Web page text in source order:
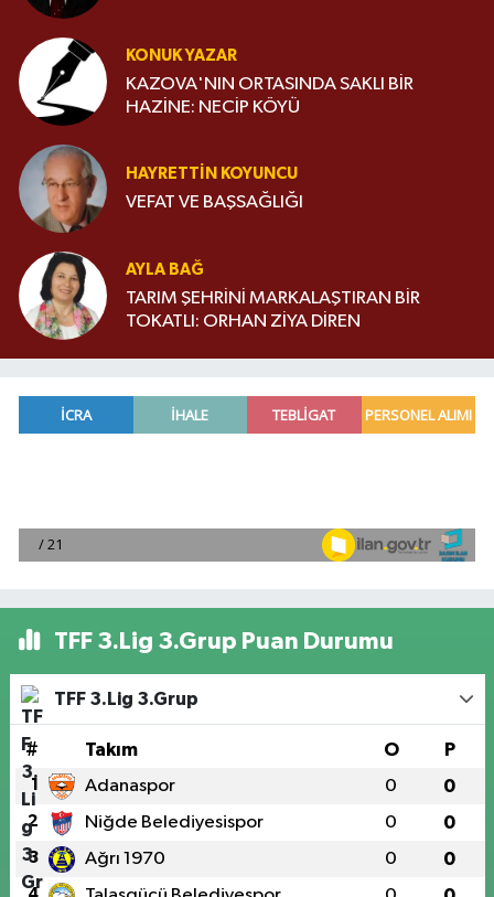
KONUK YAZAR
KAZOVA'NIN ORTASINDA SAKLI BİR
HAZİNE: NECİP KÖYÜ
HAYRETTIN KOYUNCU
VEFAT VE BAŞSAĞLIĞI
AYLA BAĞ
TARIM ŞEHRİNİ MARKALAŞTIRAN BİR
TOKATLI: ORHAN ZİYA DİREN
TFF 3.Lig 3.Grup Puan Durumu
TFF 3.Lig 3.Grup
# Takım O P
1 Adanaspor 0 0
2 Niğde Belediyesispor 0 0
3 Ağrı 1970 0 0